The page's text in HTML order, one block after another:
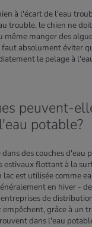
à l'écart de l'eau
trouble, le chien ne
même manger des
absolument éviter
le pelage à
peuvent-
potable?
des couches d'eau
estivaux flottant à la
lac est utilisée comme
en hiver -
de
grâce à un
dans l'eau